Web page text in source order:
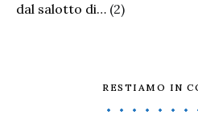
dal salotto di… (2)
RESTIAMO IN